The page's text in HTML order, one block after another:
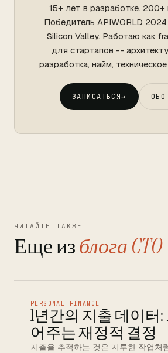
15+ лет в разработке. 200+
Победитель APIWORLD
Silicon Valley. Работаю как
для стартапов --
разработка, найм,
ЗАПИСАТЬСЯ→ ОБО
ЧИТАЙТЕ ТАКЖЕ
Еще изблога CTO
PERSONAL FINANCE
1년간의 지출 데이터:
어주는 재정적 결정
지출을 추적하는 것은 지루한 작업처